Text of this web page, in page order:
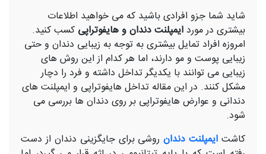
شاید شما جزو افرادی باشید که می خواهید اطلاعات
بیشتری در موردایمپلنت دندان و هایفوتراپی کسب کنید.
امروزه افراد تمایل بیشتری به توجه به زیبایی دندان و حتی
زیبایی پوست و مو دارند، اما هر کدام از این روش های
زیبایی می توانند با یکدیگر تداخل داشته و فرد را دچار
مشکل کنند. در این مقاله تداخل هایفوتراپی و ایمپلنت های
دندانی و عوارض هایفوتراپی بر روی دندان ها بررسی می
شود.
کاشت ایمپلنت دندانروشی برای جایگزینی دندان از دست